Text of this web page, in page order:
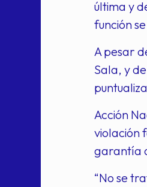
última y
función
A pesar
Sala, y
Acción
violación
garantía
“No se